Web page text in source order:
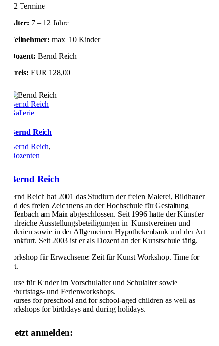
12 Termine
Alter: 7 – 12 Jahre
Teilnehmer: max. 10 Kinder
Dozent: Bernd Reich
Preis: EUR 128,00
Bernd Reich
Gallerie
Bernd Reich
Bernd Reich,
Dozenten
Bernd Reich
Bernd Reich hat 2001 das Studium der freien Malerei, Bildhauerei
und des freien Zeichnens an der Hochschule für Gestaltung
Offenbach am Main abgeschlossen. Seit 1996 hatte der Künstler
zahlreiche Ausstellungsbeteiligungen in Kunstvereinen und
Galerien sowie in der Allgemeinen Hypothekenbank und der Art
Frankfurt. Seit 2003 ist er als Dozent an der Kunstschule tätig.
Workshop für Erwachsene: Zeit für Kunst Workshop. Time for
Art.
Kurse für Kinder im Vorschulalter und Schulalter sowie
Geburtstags- und Ferienworkshops.
Courses for preschool and for school-aged children as well as
workshops for birthdays and during holidays.
Jetzt anmelden: